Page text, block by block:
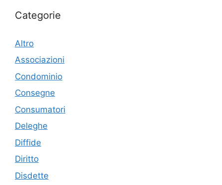
Categorie
Altro
Associazioni
Condominio
Consegne
Consumatori
Deleghe
Diffide
Diritto
Disdette